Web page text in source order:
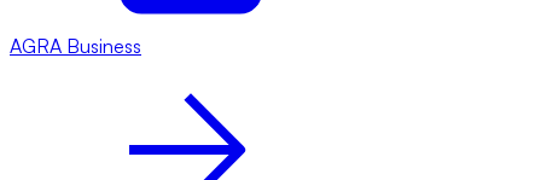
AGRA Business